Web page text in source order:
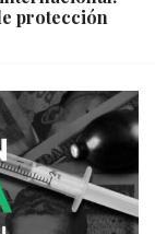
protección